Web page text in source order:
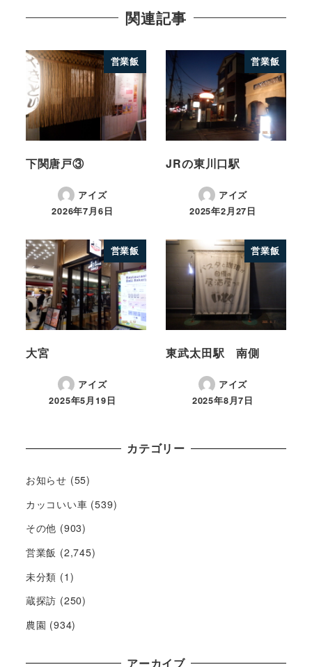
関連記事
営業飯
下関唐戸③
アイズ
2026年7月6日
営業飯
JRの東川口駅
アイズ
2025年2月27日
営業飯
大宮
アイズ
2025年5月19日
営業飯
東武太田駅 南側
アイズ
2025年8月7日
カテゴリー
お知らせ (55)
カッコいい車 (539)
その他 (903)
営業飯 (2,745)
未分類 (1)
蔵探訪 (250)
農園 (934)
アーカイブ